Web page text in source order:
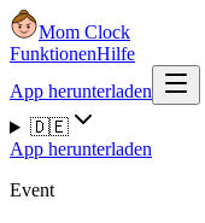
Mom Clock
FunktionenHilfe
App herunterladen
🇩🇪
App herunterladen
Event